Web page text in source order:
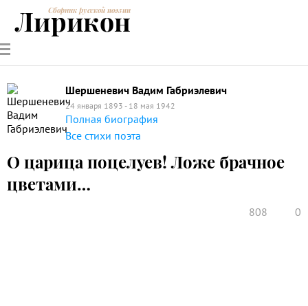
РУССКИЕ
ПОЭТЫ
СОВРЕМЕННИКИЭНЦИКЛОПЕДИЯ
ПОЭЗИИ
Сборник русской поэзии
Лирикон
Шершеневич Вадим Габриэлевич
24 января 1893 - 18 мая 1942
Полная биография
Все стихи поэта
О царица поцелуев! Ложе брачное
цветами…
808 0